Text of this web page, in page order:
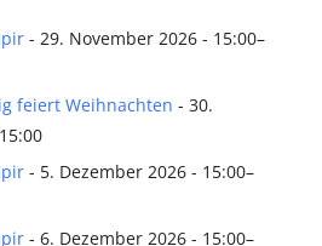
- 29. November 2026 - 15:00–
feiert Weihnachten - 30.
- 5. Dezember 2026 - 15:00–
- 6. Dezember 2026 - 15:00–